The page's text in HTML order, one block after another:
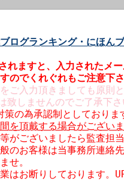
れますと、入力されたメ
のでくれぐれもご注意下さ
ご入力頂きましても原則
しませんのでご了承下さ
の為承認制としておりま
を頂戴する場合がござい
がございましたら監査担
のお客様は当事務所連絡
せ。
はお断りしております。